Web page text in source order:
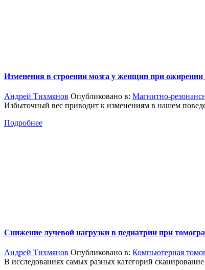
Изменения в строении мозга у женщин при
Андрей Тихмянов Опубликовано в: Магнитно-
Избыточный вес приводит к изменениям в нашем
Подробнее
Снижение лучевой нагрузки в педиатрии при
Андрей Тихмянов Опубликовано в: Компьютерная
В исследованиях самых разных категорий